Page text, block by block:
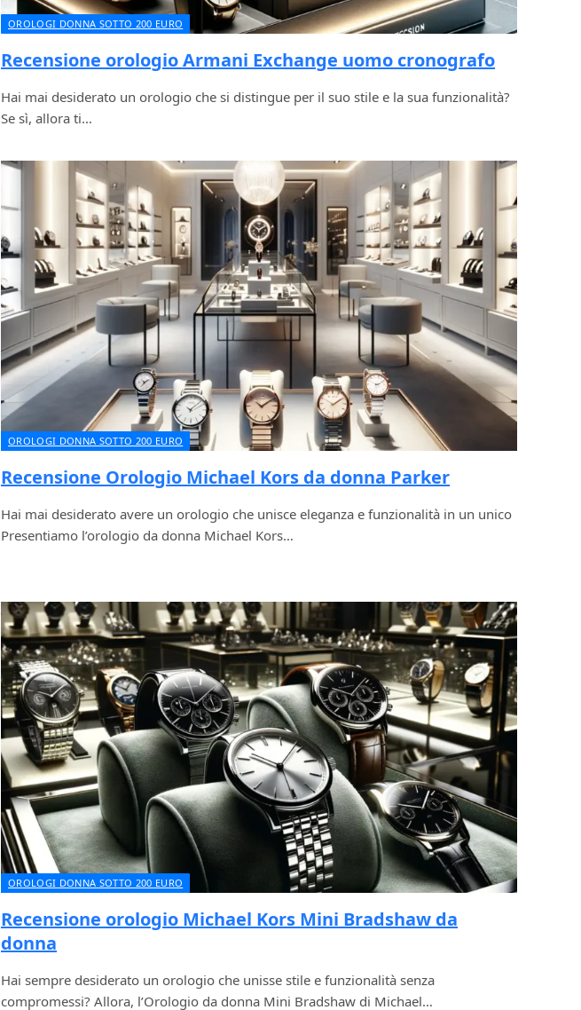
OROLOGI DONNA SOTTO 200 EURO
Recensione orologio Armani Exchange uomo cronografo
Hai mai desiderato un orologio che si distingue per il suo stile e la sua funzionalità?
Se sì, allora ti…
OROLOGI DONNA SOTTO 200 EURO
Recensione Orologio Michael Kors da donna Parker
Hai mai desiderato avere un orologio che unisce eleganza e funzionalità in un unico
Presentiamo l’orologio da donna Michael Kors…
OROLOGI DONNA SOTTO 200 EURO
Recensione orologio Michael Kors Mini Bradshaw da
donna
Hai sempre desiderato un orologio che unisse stile e funzionalità senza
compromessi? Allora, l’Orologio da donna Mini Bradshaw di Michael…